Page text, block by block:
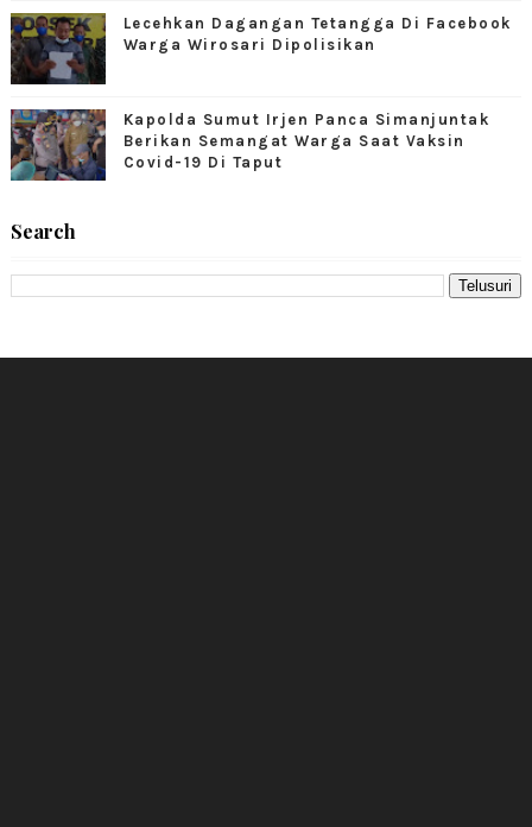
Lecehkan Dagangan Tetangga Di Facebook
Warga Wirosari Dipolisikan
Kapolda Sumut Irjen Panca Simanjuntak
Berikan Semangat Warga Saat Vaksin
Covid-19 Di Taput
Search